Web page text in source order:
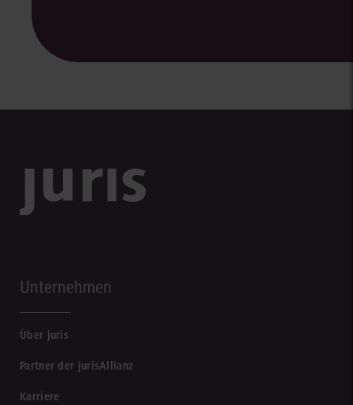
Unternehmen
Über juris
Partner der jurisAllianz
Karriere